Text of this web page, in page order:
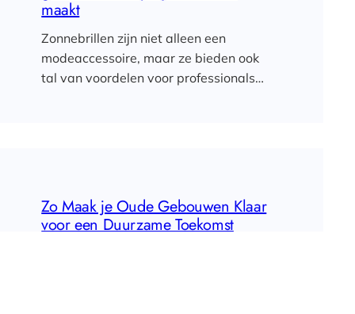
maakt
Zonnebrillen zijn niet alleen een
modeaccessoire, maar ze bieden ook
tal van voordelen voor professionals…
Zo Maak je Oude Gebouwen Klaar
voor een Duurzame Toekomst